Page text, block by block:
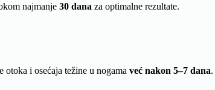
najmanje 30 dana za optimalne rezultate.
i osećaja težine u nogama već nakon 5–7 dana